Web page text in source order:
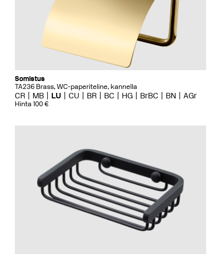
Somistus
TA236 Brass, WC-paperiteline, kannella
CR MB LU CU BR BC HG BrBC BN AGr
Hinta 100 €